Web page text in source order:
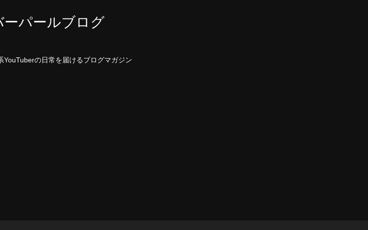
ーパールブログ
YouTuberの日常を届けるブログマガジン